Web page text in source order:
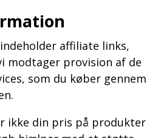
affiliate links,
modtager provision af de
som du køber gennem
ikke din pris på produkter